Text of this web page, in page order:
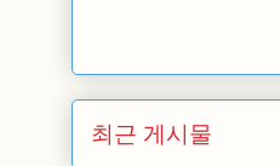
최근 게시물